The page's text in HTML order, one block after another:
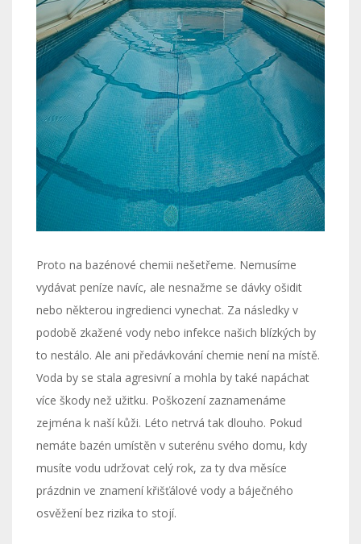
Proto na bazénové chemii nešetřeme. Nemusíme
vydávat peníze navíc, ale nesnažme se dávky ošidit
nebo některou ingredienci vynechat. Za následky v
podobě zkažené vody nebo infekce našich blízkých by
to nestálo. Ale ani předávkování chemie není na místě.
Voda by se stala agresivní a mohla by také napáchat
více škody než užitku. Poškození zaznamenáme
zejména k naší kůži. Léto netrvá tak dlouho. Pokud
nemáte bazén umístěn v suterénu svého domu, kdy
musíte vodu udržovat celý rok, za ty dva měsíce
prázdnin ve znamení křišťálové vody a báječného
osvěžení bez rizika to stojí.